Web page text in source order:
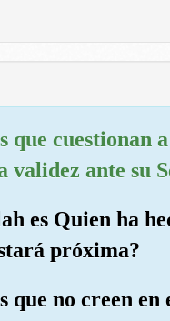
que cuestionan
validez ante su
es Quien ha
próxima?
que no creen